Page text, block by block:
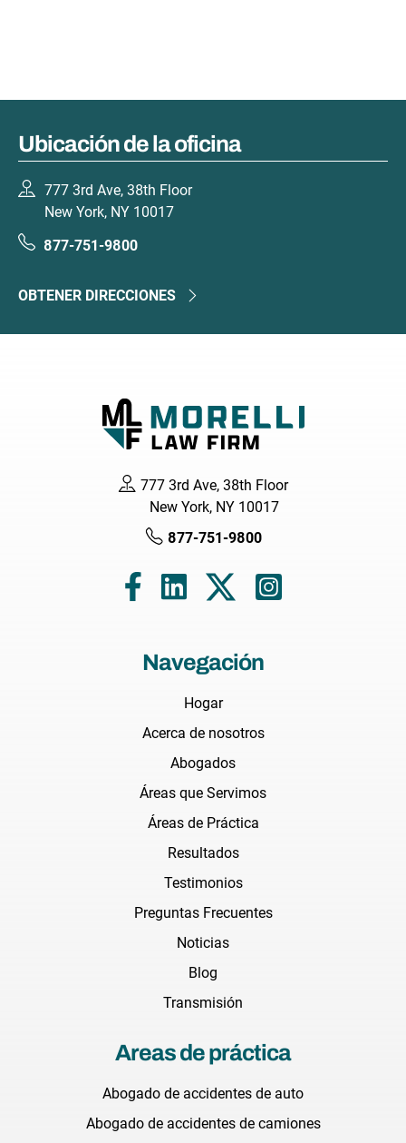
Ubicación de la oficina
777 3rd Ave, 38th Floor
New York, NY 10017
877-751-9800
OBTENER DIRECCIONES
777 3rd Ave, 38th Floor
New York, NY 10017
877-751-9800
Navegación
Hogar
Acerca de nosotros
Abogados
Áreas que Servimos
Áreas de Práctica
Resultados
Testimonios
Preguntas Frecuentes
Noticias
Blog
Transmisión
Areas de práctica
Abogado de accidentes de auto
Abogado de accidentes de camiones